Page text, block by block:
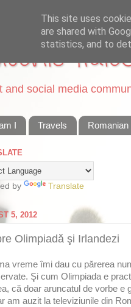
and social media
I Travels
by Translate
5, 2012
Olimpiadă şi Irlandezi
vreme îmi dau cu părerea
Şi cum Olimpiada e
că doar aruncatul de vorbe e
am auzit la televiziunile din
This site uses
are shared with
statistics, and to